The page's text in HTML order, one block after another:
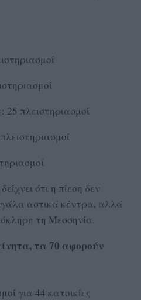
πλειστηριασμοί
ότι η πίεση δεν
αστικά κέντρα, αλλά
τη Μεσσηνία.
τα 70 αφορούν
για 44 κατοικίες